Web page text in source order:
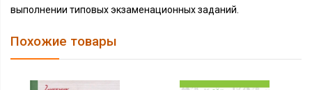
выполнении типовых экзаменационных заданий.
Похожие товары